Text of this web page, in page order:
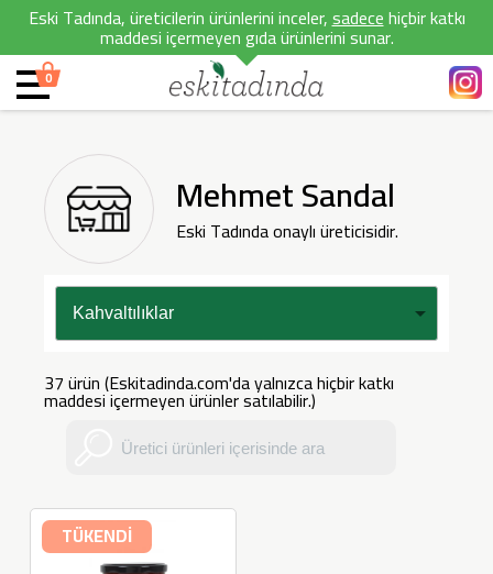
Eski Tadında, üreticilerin ürünlerini inceler,sadecehiçbir katkı
maddesi içermeyen gıda ürünlerini sunar.
0
Mehmet Sandal
Eski Tadında onaylı üreticisidir.
37 ürün (Eskitadinda.com'da yalnızca hiçbir katkı
maddesi içermeyen ürünler satılabilir.)
TÜKENDİ